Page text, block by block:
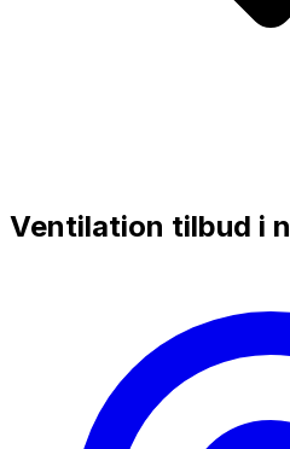
Ventilation tilbud i